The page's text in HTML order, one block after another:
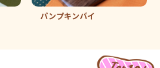
パンプキンパイ